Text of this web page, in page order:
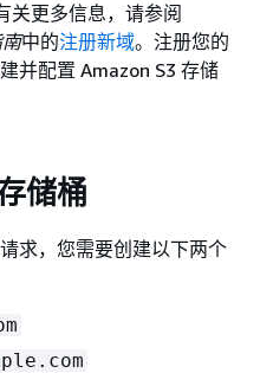
关更多信息，请参阅
中的注册新域。注册您的
并配置 Amazon S3 存储
储桶
求，您需要创建以下两个